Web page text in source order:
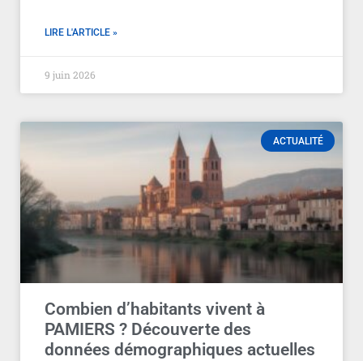
LIRE L'ARTICLE »
9 juin 2026
ACTUALITÉ
Combien d’habitants vivent à
PAMIERS ? Découverte des
données démographiques actuelles